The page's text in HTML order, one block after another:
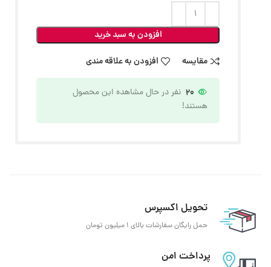
افزودن به سبد خرید
مقایسه
افزودن به علاقه مندی
20 نفر در حال مشاهده این محصول
هستند!
تحویل اکسپرس
حمل رایگان سفارشات بالای 1 میلیون تومان
پرداخت امن